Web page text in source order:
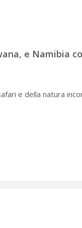
e Namibia
e della natura